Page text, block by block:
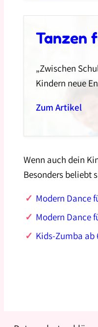
Tanzen
„Zwischen
Kindern neue
Zum Artikel
Wenn auch dein
Besonders beliebt
Modern Dance
Modern Dance
Kids-Zumba ab